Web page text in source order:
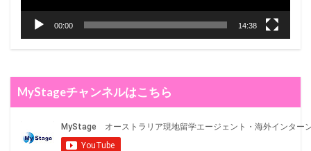
00:00 14:38
MyStageチャンネルはこちら